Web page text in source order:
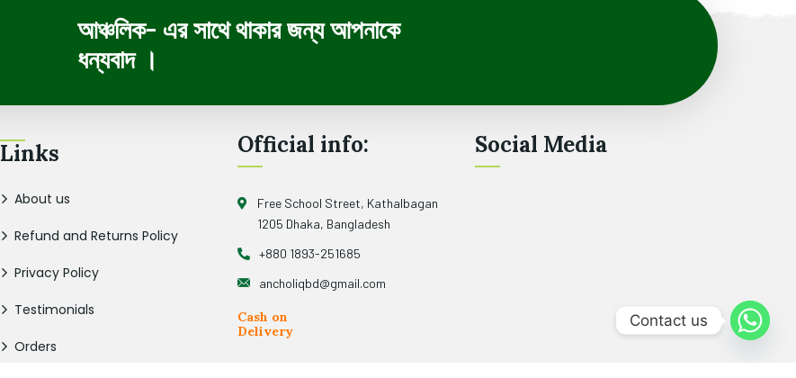
আঞ্চলিক- এর সাথে থাকার জন্য আপনাকে
ধন্যবাদ ।
Links
About us
Refund and Returns Policy
Privacy Policy
Testimonials
Orders
Official info:
Free School Street, Kathalbagan
1205 Dhaka, Bangladesh
+880 1893-251685
ancholiqbd@gmail.com
Cash on
Delivery
Social Media
Contact us